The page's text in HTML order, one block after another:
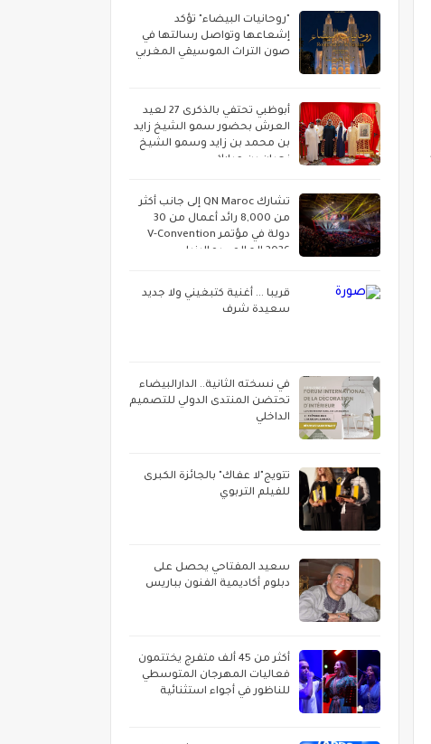
"روحانيات البيضاء" تؤكد
إشعاعها وتواصل رسالتها في
صون التراث الموسيقي المغربي
أبوظبي تحتفي بالذكرى 27 لعيد
العرش بحضور سمو الشيخ زايد
بن محمد بن زايد وسمو الشيخ
نهيان بن مبارك
تشارك QN Maroc إلى جانب أكثر
من 8,000 رائد أعمال من 30
دولة في مؤتمر V-Convention
2026 العالمي بماليزيا
قريبا ... أغنية كتبغيني ولا جديد
سعيدة شرف
في نسخته الثانية.. الدارالبيضاء
تحتضن المنتدى الدولي للتصميم
الداخلي
تتويج"لا عفاك" بالجائزة الكبرى
للفيلم التربوي
سعيد المفتاحي يحصل على
دبلوم أكاديمية الفنون بباريس
أكثر من 45 ألف متفرج يختتمون
فعاليات المهرجان المتوسطي
للناظور في أجواء استثنائية